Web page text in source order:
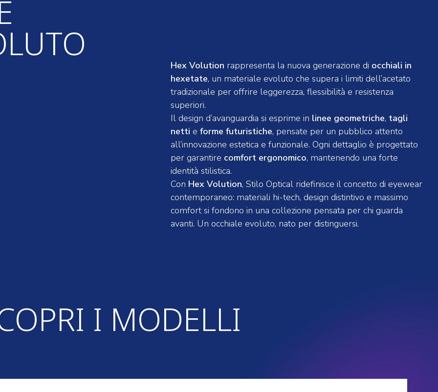
Hex Volution rappresenta la nuova generazione di occhiali in
hexetate, un materiale evoluto che supera i limiti dell’acetato
tradizionale per offrire leggerezza, flessibilità e resistenza
superiori.
Il design d’avanguardia si esprime in linee geometriche, tagli
netti e forme futuristiche, pensate per un pubblico attento
all’innovazione estetica e funzionale. Ogni dettaglio è progettato
per garantire comfort ergonomico, mantenendo una forte
identità stilistica.
Con Hex Volution, Stilo Optical ridefinisce il concetto di eyewear
contemporaneo: materiali hi-tech, design distintivo e massimo
comfort si fondono in una collezione pensata per chi guarda
avanti. Un occhiale evoluto, nato per distinguersi.
I MODELLI